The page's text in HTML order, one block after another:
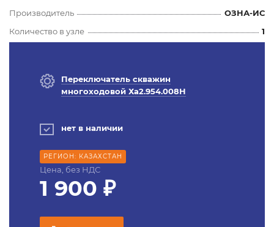
Производитель
ОЗНА-ИС
Количество в узле
1
Переключатель скважин
многоходовой Ха2.954.008Н
нет в наличии
РЕГИОН: КАЗАХСТАН
Цена, без НДС
1 900 ₽